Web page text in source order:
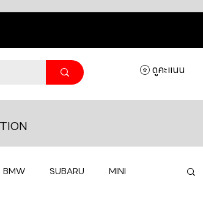
ดูคะแนน
BMW SUBARU MINI